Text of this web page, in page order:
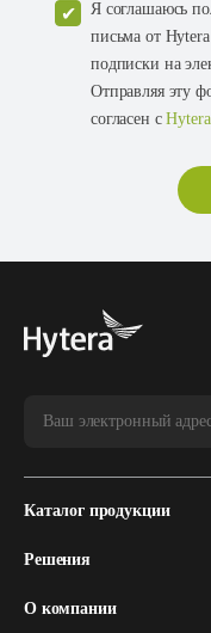
Я соглашаюсь
письма от
подписки на
Отправляя эту
согласен с
Каталог продукции
Решения
О компании